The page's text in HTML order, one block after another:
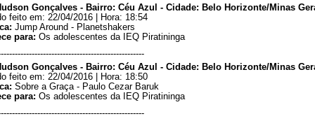
Gonçalves - Bairro: Céu Azul - Cidade: Belo Horizonte/Minas
feito em: 22/04/2016 | Hora: 18:54
Jump Around - Planetshakers
para: Os adolescentes da IEQ Piratininga
Gonçalves - Bairro: Céu Azul - Cidade: Belo Horizonte/Minas
feito em: 22/04/2016 | Hora: 18:50
Sobre a Graça - Paulo Cezar Baruk
para: Os adolescentes da IEQ Piratininga